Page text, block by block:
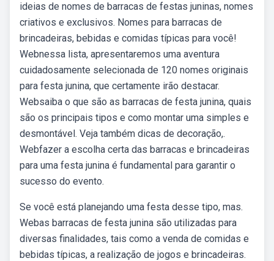
ideias de nomes de barracas de festas juninas, nomes
criativos e exclusivos. Nomes para barracas de
brincadeiras, bebidas e comidas típicas para você!
Webnessa lista, apresentaremos uma aventura
cuidadosamente selecionada de 120 nomes originais
para festa junina, que certamente irão destacar.
Websaiba o que são as barracas de festa junina, quais
são os principais tipos e como montar uma simples e
desmontável. Veja também dicas de decoração,.
Webfazer a escolha certa das barracas e brincadeiras
para uma festa junina é fundamental para garantir o
sucesso do evento.
Se você está planejando uma festa desse tipo, mas.
Webas barracas de festa junina são utilizadas para
diversas finalidades, tais como a venda de comidas e
bebidas típicas, a realização de jogos e brincadeiras.